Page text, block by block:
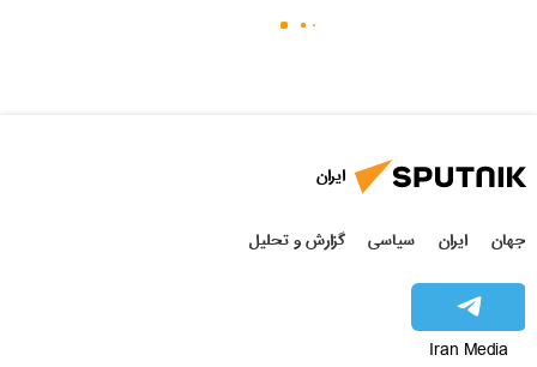
ایران
جهان ایران سیاسی گزارش و تحلیل
Iran Media